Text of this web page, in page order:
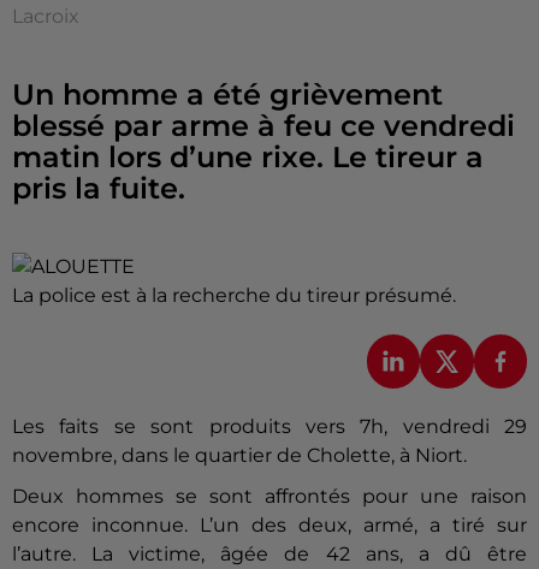
Lacroix
Un homme a été grièvement
blessé par arme à feu ce vendredi
matin lors d’une rixe. Le tireur a
pris la fuite.
La police est à la recherche du tireur présumé.
Les faits se sont produits vers 7h, vendredi 29
novembre, dans le quartier de Cholette, à Niort.
Deux hommes se sont affrontés pour une raison
encore inconnue. L’un des deux, armé, a tiré sur
l’autre. La victime, âgée de 42 ans, a dû être